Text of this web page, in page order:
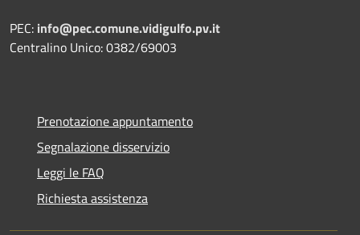
PEC: info@pec.comune.vidigulfo.pv.it
Centralino Unico: 0382/69003
Prenotazione appuntamento
Segnalazione disservizio
Leggi le FAQ
Richiesta assistenza